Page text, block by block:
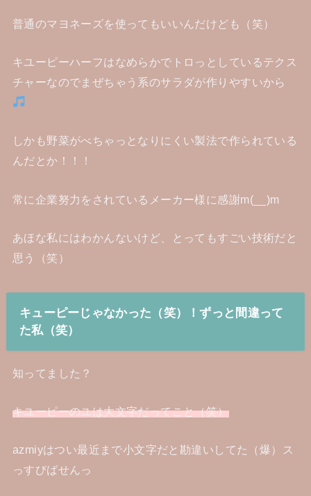
普通のマヨネーズを使ってもいいんだけども（笑）
キユーピーハーフはなめらかでトロっとしているテクス
チャーなのでまぜちゃう系のサラダが作りやすいから
しかも野菜がべちゃっとなりにくい製法で作られている
んだとか！！！
常に企業努力をされているメーカー様に感謝m(__)m
あほな私にはわかんないけど、とってもすごい技術だと
思う（笑）
キューピーじゃなかった（笑）！ずっと間違って
た私（笑）
知ってました？
キユーピーのユは大文字だってこと（笑）
azmiyはつい最近まで小文字だと勘違いしてた（爆）ス
っすびばせんっ